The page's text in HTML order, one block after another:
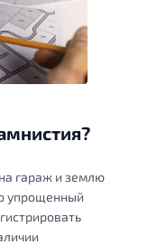
гараж и землю
упрощенный